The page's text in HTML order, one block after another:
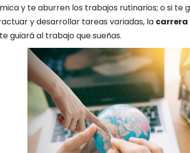
y te aburren los trabajos rutinarios; o si te
y desarrollar tareas variadas, la
guiará al trabajo que sueñas.